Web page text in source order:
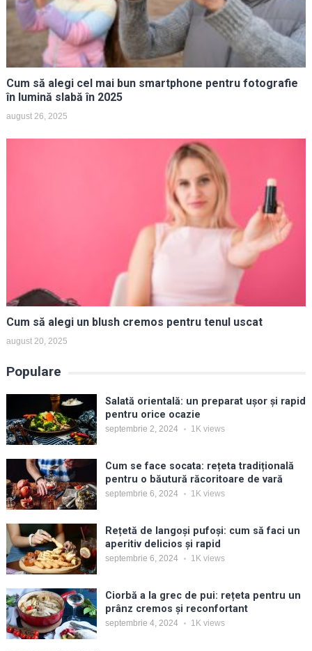
Cum să alegi cel mai bun smartphone pentru fotografie
în lumină slabă în 2025
august 26, 2025
Cum să alegi un blush cremos pentru tenul uscat
august 20, 2025
Populare
Salată orientală: un preparat ușor și rapid
pentru orice ocazie
septembrie 2, 2024 1Kviews
Cum se face socata: rețeta tradițională
pentru o băutură răcoritoare de vară
septembrie 6, 2024 1Kviews
Rețetă de langoși pufoși: cum să faci un
aperitiv delicios și rapid
septembrie 6, 2024 1Kviews
Ciorbă a la grec de pui: rețeta pentru un
prânz cremos și reconfortant
septembrie 4, 2024 1Kviews